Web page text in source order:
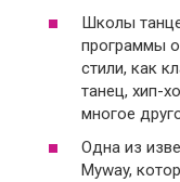
Школы
программы
стили, как
танец, хип-
многое
Одна из
Myway,